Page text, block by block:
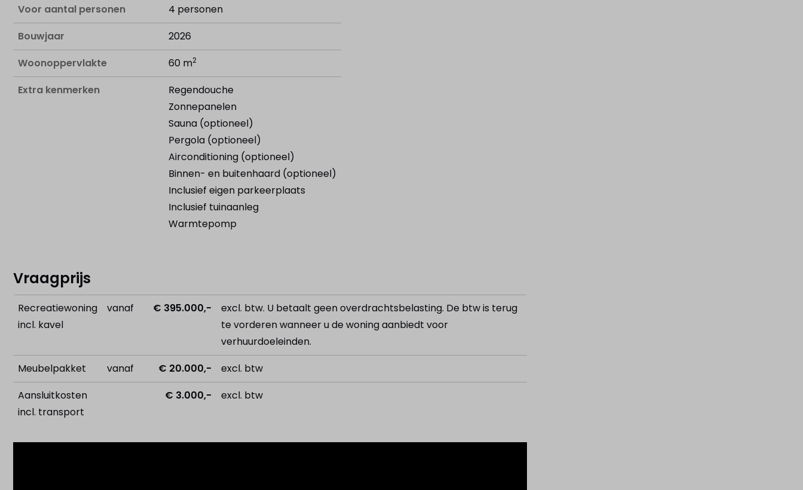
Voor aantal personen
4 personen
Bouwjaar
2026
Woonoppervlakte
60 m2
Extra kenmerken
Regendouche
Zonnepanelen
Sauna (optioneel)
Pergola (optioneel)
Airconditioning (optioneel)
Binnen- en buitenhaard (optioneel)
Inclusief eigen parkeerplaats
Inclusief tuinaanleg
Warmtepomp
Vraagprijs
Recreatiewoning
incl. kavel
vanaf € 395.000,-
excl. btw. U betaalt geen overdrachtsbelasting. De btw is terug
te vorderen wanneer u de woning aanbiedt voor
verhuurdoeleinden.
Meubelpakket
vanaf € 20.000,-
excl. btw
Aansluitkosten
incl. transport
€ 3.000,- excl. btw